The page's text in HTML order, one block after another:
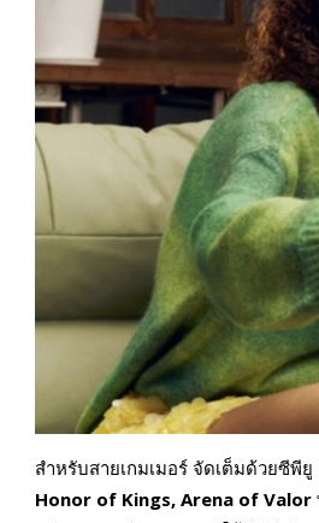
สำหรับสายเกมเมอร์ จัดเต็มด้วยซีพียู
Honor of Kings, Arena of Valor